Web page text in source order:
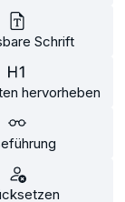
wenn
Schrift
hervorheben
bestmögliche
...